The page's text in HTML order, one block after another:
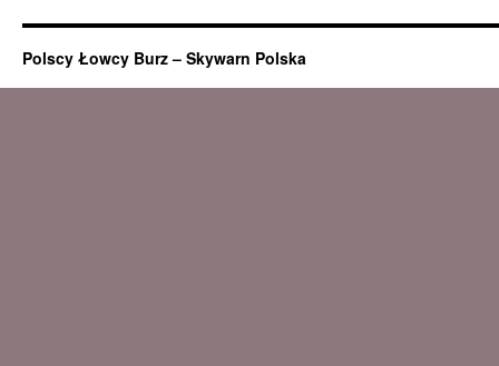
Polscy Łowcy Burz – Skywarn Polska